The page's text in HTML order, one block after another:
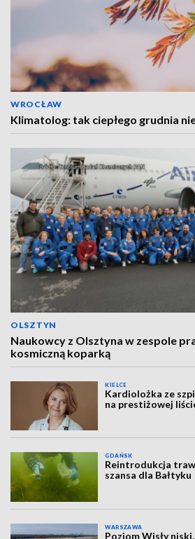
WROCŁAW
Klimatolog: tak ciepłego grudnia
OLSZTYN
Naukowcy z Olsztyna w zespole
kosmiczną koparką
KIELCE
Kardiolożka ze
na prestiżowej
GDAŃSK
Reintrodukcja
szansa dla Bałtyku
WARSZAWA
Poziom Wisły